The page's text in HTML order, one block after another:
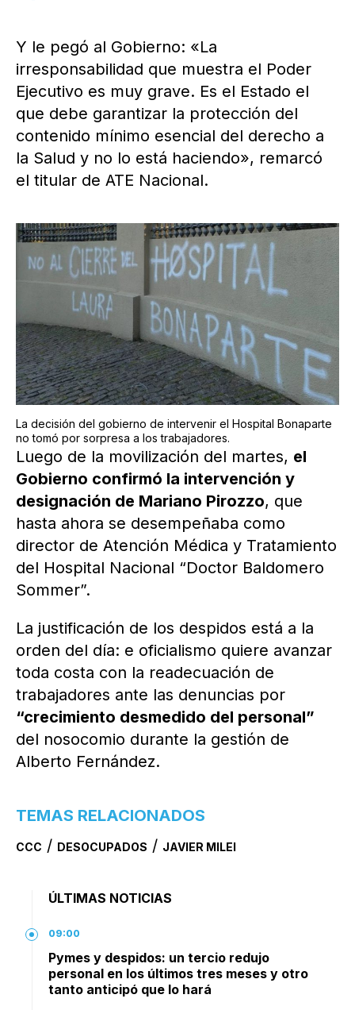
Y le pegó al Gobierno: «La
irresponsabilidad que muestra el Poder
Ejecutivo es muy grave. Es el Estado el
que debe garantizar la protección del
contenido mínimo esencial del derecho a
la Salud y no lo está haciendo», remarcó
el titular de ATE Nacional.
La decisión del gobierno de intervenir el Hospital Bonaparte
no tomó por sorpresa a los trabajadores.
Luego de la movilización del martes, el
Gobierno confirmó la intervención y
designación de Mariano Pirozzo, que
hasta ahora se desempeñaba como
director de Atención Médica y Tratamiento
del Hospital Nacional “Doctor Baldomero
Sommer”.
La justificación de los despidos está a la
orden del día: e oficialismo quiere avanzar
toda costa con la readecuación de
trabajadores ante las denuncias por
“crecimiento desmedido del personal”
del nosocomio durante la gestión de
Alberto Fernández.
TEMAS RELACIONADOS
CCC / DESOCUPADOS / JAVIER MILEI
ÚLTIMAS NOTICIAS
09:00
Pymes y despidos: un tercio redujo
personal en los últimos tres meses y otro
tanto anticipó que lo hará